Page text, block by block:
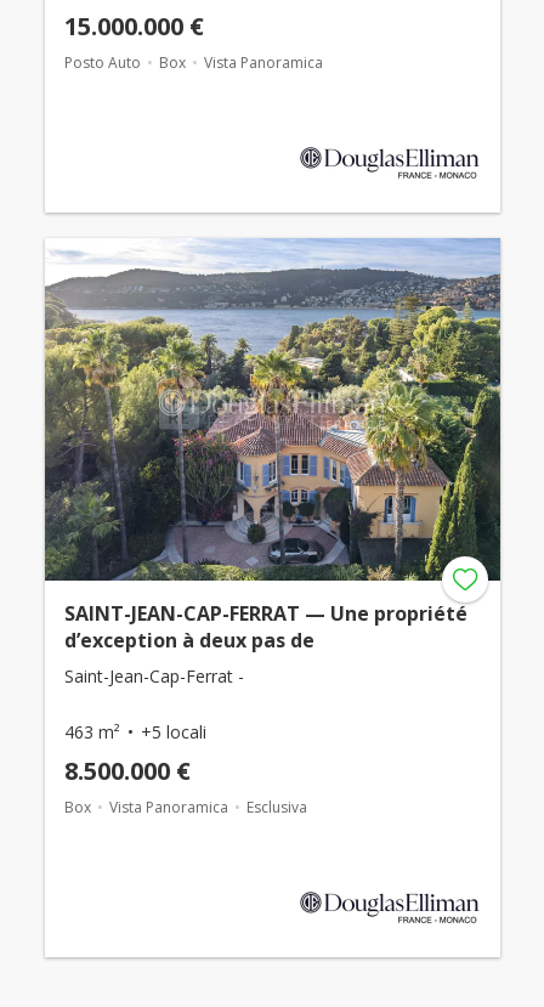
15.000.000 €
Posto Auto Box Vista Panoramica
SAINT-JEAN-CAP-FERRAT — Une propriété
d’exception à deux pas de
Saint-Jean-Cap-Ferrat -
463 m² +5 locali
8.500.000 €
Box Vista Panoramica Esclusiva